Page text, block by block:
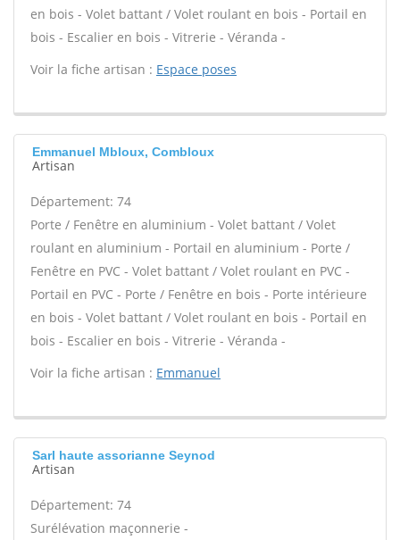
en bois - Volet battant / Volet roulant en bois - Portail en
bois - Escalier en bois - Vitrerie - Véranda -
Voir la fiche artisan : Espace poses
Emmanuel Mbloux, Combloux
Artisan
Département: 74
Porte / Fenêtre en aluminium - Volet battant / Volet
roulant en aluminium - Portail en aluminium - Porte /
Fenêtre en PVC - Volet battant / Volet roulant en PVC -
Portail en PVC - Porte / Fenêtre en bois - Porte intérieure
en bois - Volet battant / Volet roulant en bois - Portail en
bois - Escalier en bois - Vitrerie - Véranda -
Voir la fiche artisan : Emmanuel
Sarl haute assorianne Seynod
Artisan
Département: 74
Surélévation maçonnerie -